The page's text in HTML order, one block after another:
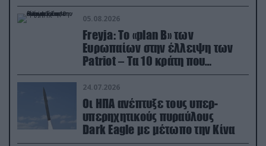
05.08.2026
Freyja: Το «plan Β» των
Ευρωπαίων στην έλλειψη των
Patriot – Τα 10 κράτη που
συμμετέχουν στο δίκτυο
συνεργασίας
24.07.2026
Οι ΗΠΑ ανέπτυξε τους υπερ-
υπερηχητικούς πυραύλους
Dark Eagle με μέτωπο την Κίνα